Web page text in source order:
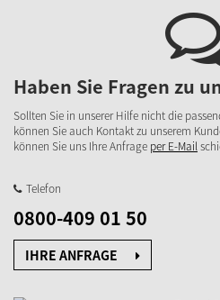
Haben Sie Fragen zu
Sollten Sie in unserer Hilfe nicht die
können Sie auch Kontakt zu unserem
können Sie uns Ihre Anfrage per E-Mail
Telefon
0800-409 01 50
IHRE ANFRAGE